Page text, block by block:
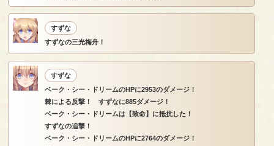
すずな
すずなの三光梅舟！
すずな
ベーク・シー・ドリームのHPに2953のダメージ！
棘による反撃！ すずなに885ダメージ！
ベーク・シー・ドリームは【致命】に抵抗した！
すずなの追撃！
ベーク・シー・ドリームのHPに2764のダメージ！